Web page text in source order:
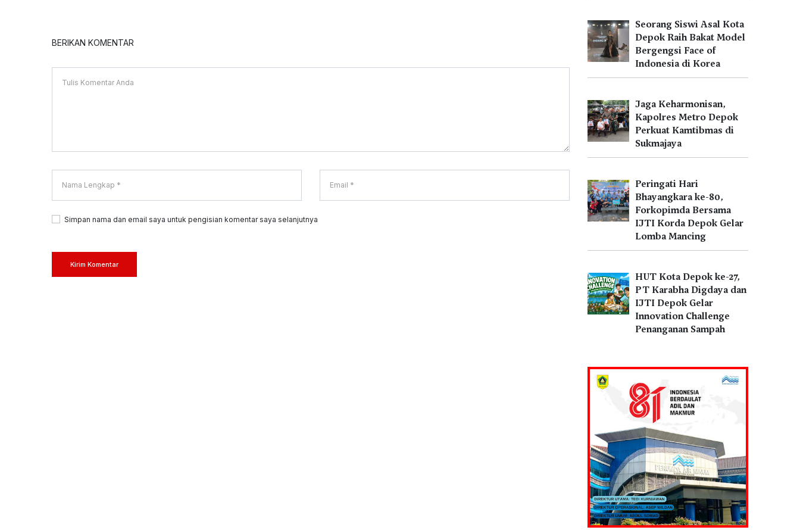
BERIKAN KOMENTAR
Simpan nama dan email saya untuk pengisian komentar saya selanjutnya
Kirim Komentar
Seorang Siswi Asal Kota
Depok Raih Bakat Model
Bergengsi Face of
Indonesia di Korea
Jaga Keharmonisan,
Kapolres Metro Depok
Perkuat Kamtibmas di
Sukmajaya
Peringati Hari
Bhayangkara ke-80,
Forkopimda Bersama
IJTI Korda Depok Gelar
Lomba Mancing
HUT Kota Depok ke-27,
PT Karabha Digdaya dan
IJTI Depok Gelar
Innovation Challenge
Penanganan Sampah